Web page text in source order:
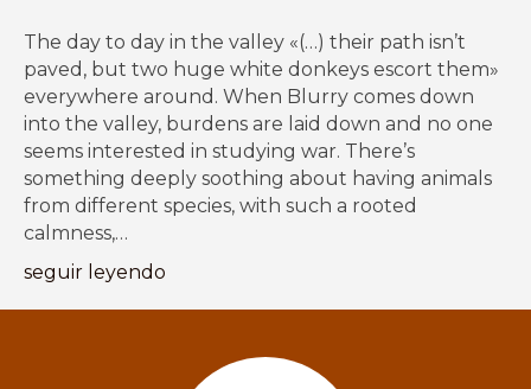
The day to day in the valley «(…) their path isn’t
paved, but two huge white donkeys escort them»
everywhere around. When Blurry comes down
into the valley, burdens are laid down and no one
seems interested in studying war. There’s
something deeply soothing about having animals
from different species, with such a rooted
calmness,…
seguir leyendo